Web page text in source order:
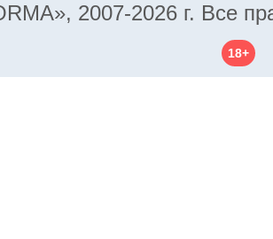
2007-2026 г. Все
18+